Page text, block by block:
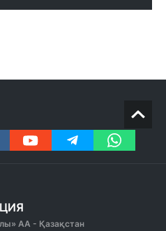
АА - Қазақстан